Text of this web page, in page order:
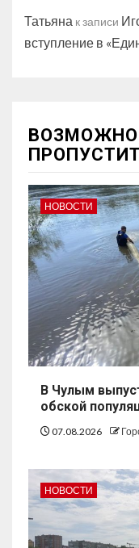
Татьяна к записи
вступление в
НОВОСТИ
В Чулым
обской
07.08.2026
НОВОСТИ